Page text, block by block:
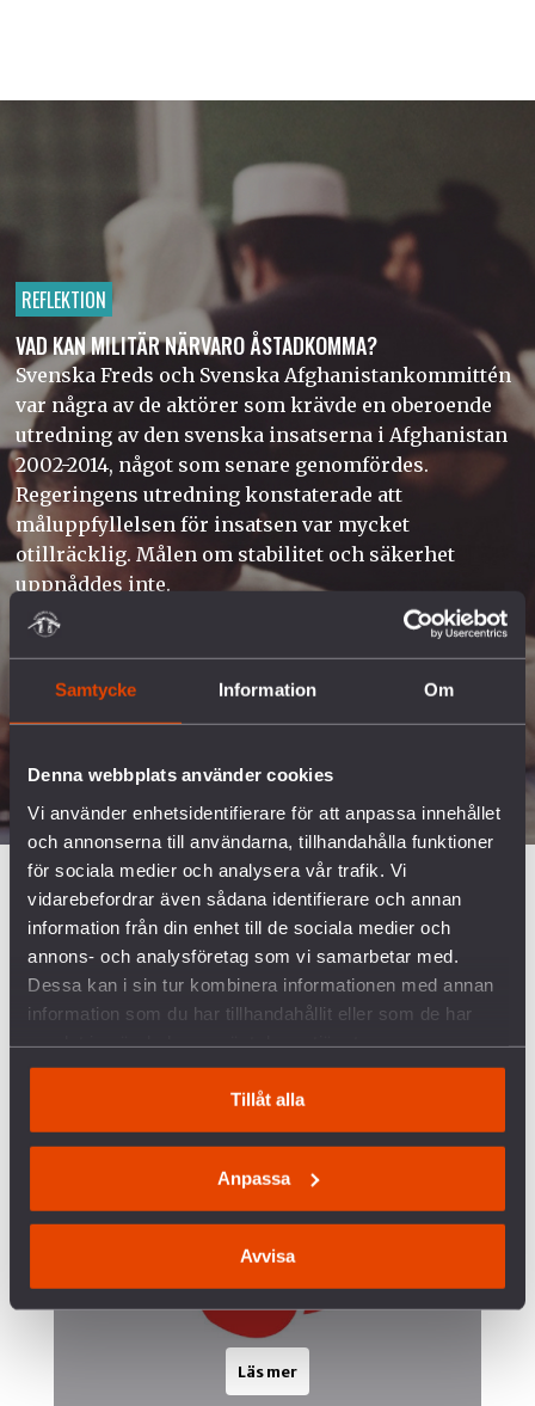
Samtycke Information Om
Denna webbplats använder cookies
Vi använder enhetsidentifierare för att anpassa innehållet
och annonserna till användarna, tillhandahålla funktioner
för sociala medier och analysera vår trafik. Vi
vidarebefordrar även sådana identifierare och annan
information från din enhet till de sociala medier och
annons- och analysföretag som vi samarbetar med.
Dessa kan i sin tur kombinera informationen med annan
information som du har tillhandahållit eller som de har
Tillåt alla
Anpassa
Avvisa
REFLEKTION
VAD KAN MILITÄR NÄRVARO ÅSTADKOMMA?
Svenska Freds och Svenska Afghanistankommittén
var några av de aktörer som krävde en oberoende
utredning av den svenska insatserna i Afghanistan
2002-2014, något som senare genomfördes.
Regeringens utredning konstaterade att
måluppfyllelsen för insatsen var mycket
otillräcklig. Målen om stabilitet och säkerhet
uppnåddes inte.
VALGRANSKNINGEN
VAD SÄGER PARTIERNA?
JA
insatser kan samordnas av Nato, EU
Läs mer